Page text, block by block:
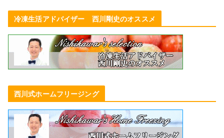
冷凍生活アドバイザー 西川剛史のオススメ
西川式ホームフリージング